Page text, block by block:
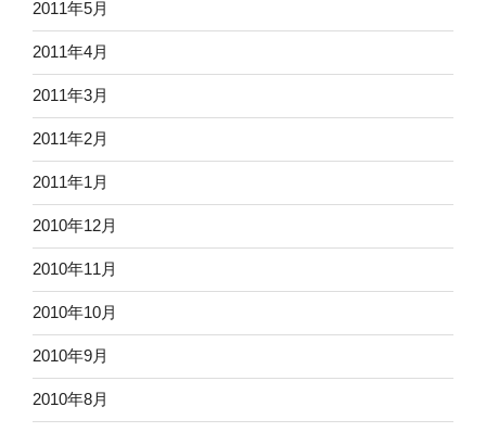
2011年5月
2011年4月
2011年3月
2011年2月
2011年1月
2010年12月
2010年11月
2010年10月
2010年9月
2010年8月